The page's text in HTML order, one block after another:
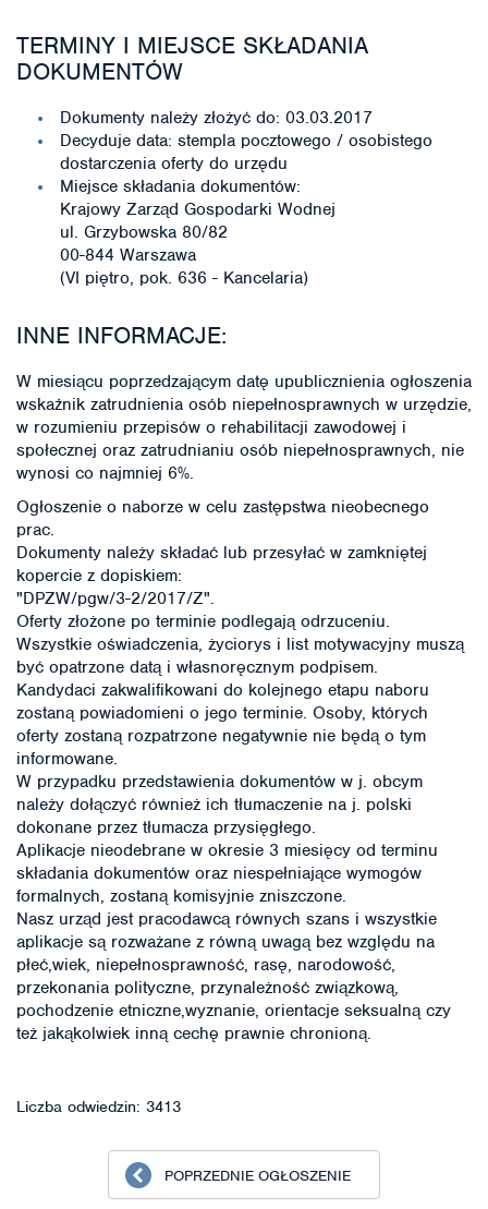
TERMINY I MIEJSCE SKŁADANIA
DOKUMENTÓW
Dokumenty należy złożyć do: 03.03.2017
Decyduje data: stempla pocztowego / osobistego
dostarczenia oferty do urzędu
Miejsce składania dokumentów:
Krajowy Zarząd Gospodarki Wodnej
ul. Grzybowska 80/82
00-844 Warszawa
(VI piętro, pok. 636 - Kancelaria)
INNE INFORMACJE:
W miesiącu poprzedzającym datę upublicznienia ogłoszenia
wskaźnik zatrudnienia osób niepełnosprawnych w urzędzie,
w rozumieniu przepisów o rehabilitacji zawodowej i
społecznej oraz zatrudnianiu osób niepełnosprawnych, nie
wynosi co najmniej 6%.
Ogłoszenie o naborze w celu zastępstwa nieobecnego
prac.
Dokumenty należy składać lub przesyłać w zamkniętej
kopercie z dopiskiem:
"DPZW/pgw/3-2/2017/Z".
Oferty złożone po terminie podlegają odrzuceniu.
Wszystkie oświadczenia, życiorys i list motywacyjny muszą
być opatrzone datą i własnoręcznym podpisem.
Kandydaci zakwalifikowani do kolejnego etapu naboru
zostaną powiadomieni o jego terminie. Osoby, których
oferty zostaną rozpatrzone negatywnie nie będą o tym
informowane.
W przypadku przedstawienia dokumentów w j. obcym
należy dołączyć również ich tłumaczenie na j. polski
dokonane przez tłumacza przysięgłego.
Aplikacje nieodebrane w okresie 3 miesięcy od terminu
składania dokumentów oraz niespełniające wymogów
formalnych, zostaną komisyjnie zniszczone.
Nasz urząd jest pracodawcą równych szans i wszystkie
aplikacje są rozważane z równą uwagą bez względu na
płeć,wiek, niepełnosprawność, rasę, narodowość,
przekonania polityczne, przynależność związkową,
pochodzenie etniczne,wyznanie, orientacje seksualną czy
też jakąkolwiek inną cechę prawnie chronioną.
Liczba odwiedzin: 3413
POPRZEDNIE OGŁOSZENIE